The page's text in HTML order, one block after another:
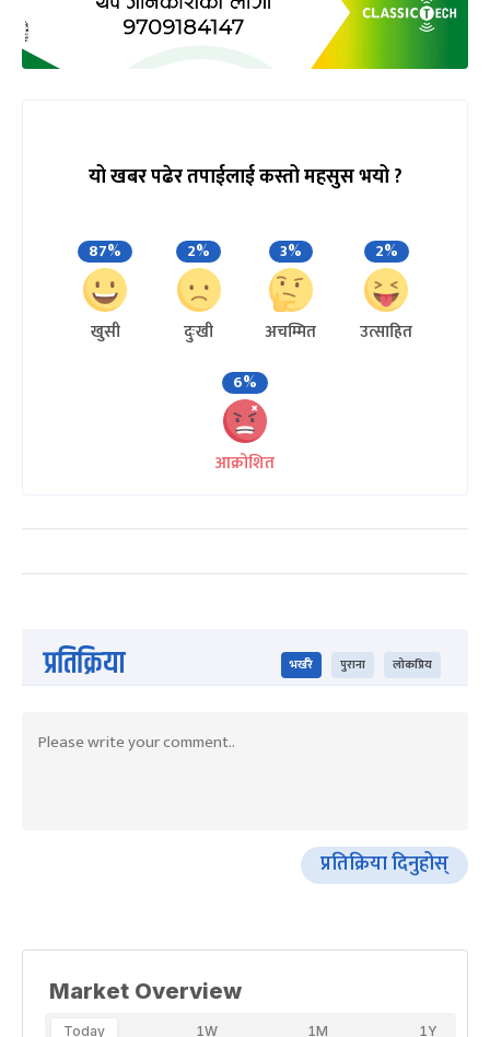
यो खबर पढेर तपाईलाई कस्तो महसुस भयो ?
87%
खुसी
2%
दुःखी
3%
अचम्मित
2%
उत्साहित
6%
आक्रोशित
प्रतिक्रिया भर्खरै पुराना लोकप्रिय
प्रतिक्रिया दिनुहोस्